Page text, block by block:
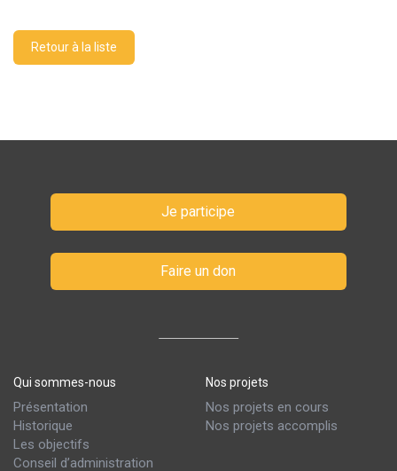
Retour à la liste
Je participe
Faire un don
Qui sommes-nous
Présentation
Historique
Les objectifs
Conseil d’administration
Nos projets
Nos projets en cours
Nos projets accomplis